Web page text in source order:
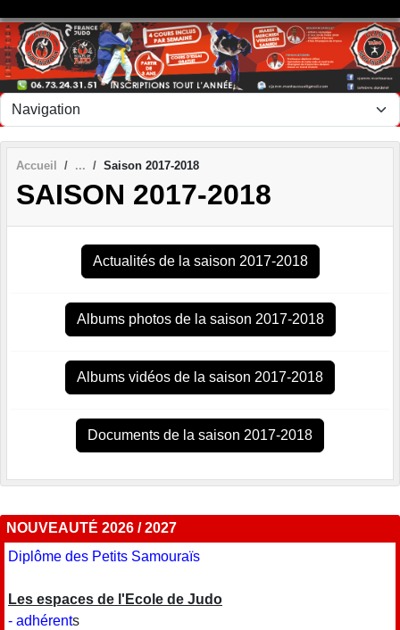
Accueil Saison 2017-2018
SAISON 2017-2018
Actualités de la saison 2017-2018
Albums photos de la saison 2017-2018
Albums vidéos de la saison 2017-2018
Documents de la saison 2017-2018
NOUVEAUTÉ 2026 / 2027
Diplôme des Petits Samouraïs
Les espaces de l'Ecole de Judo
- adhérents